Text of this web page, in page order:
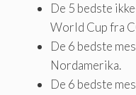
De 5 bedste
World Cup fra
De 6 bedste
Nordamerika.
De 6 bedste